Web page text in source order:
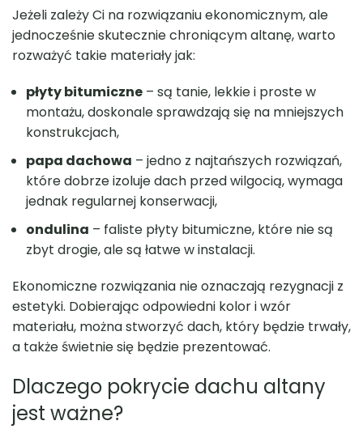
Jeżeli zależy Ci na rozwiązaniu ekonomicznym, ale
jednocześnie skutecznie chroniącym altanę, warto
rozważyć takie materiały jak:
płyty bitumiczne – są tanie, lekkie i proste w
montażu, doskonale sprawdzają się na mniejszych
konstrukcjach,
papa dachowa – jedno z najtańszych rozwiązań,
które dobrze izoluje dach przed wilgocią, wymaga
jednak regularnej konserwacji,
ondulina – faliste płyty bitumiczne, które nie są
zbyt drogie, ale są łatwe w instalacji.
Ekonomiczne rozwiązania nie oznaczają rezygnacji z
estetyki. Dobierając odpowiedni kolor i wzór
materiału, można stworzyć dach, który będzie trwały,
a także świetnie się będzie prezentować.
Dlaczego pokrycie dachu altany
jest ważne?